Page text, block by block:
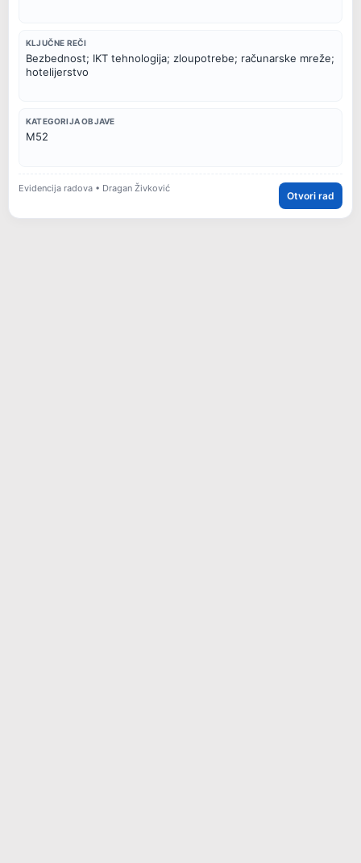
KLJUČNE REČI
Bezbednost; IKT tehnologija; zloupotrebe; računarske mreže;
hotelijerstvo
KATEGORIJA OBJAVE
M52
Evidencija radova • Dragan Živković
Otvori rad